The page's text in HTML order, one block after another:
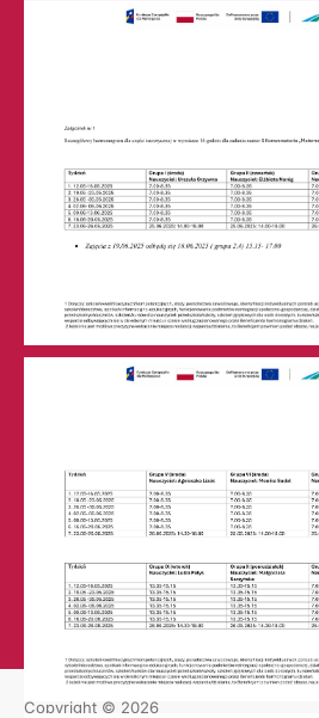
Dostępności
Copyright © 2026